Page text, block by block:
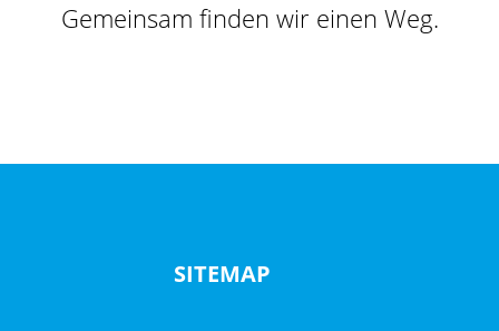
Gemeinsam finden wir einen Weg.
SITEMAP